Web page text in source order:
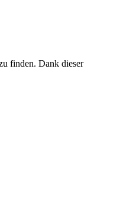
finden. Dank dieser